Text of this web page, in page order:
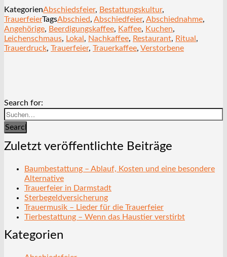
KategorienAbschiedsfeier, Bestattungskultur,
TrauerfeierTagsAbschied, Abschiedfeier, Abschiednahme,
Angehörige, Beerdigungskaffee, Kaffee, Kuchen,
Leichenschmaus, Lokal , Nachkaffee, Restaurant, Ritual ,
Trauerdruck, Trauerfeier, Trauerkaffee, Verstorbene
Search for:
Search
Zuletzt veröffentlichte Beiträge
Baumbestattung – Ablauf, Kosten und eine besondere
Alternative
Trauerfeier in Darmstadt
Sterbegeldversicherung
Trauermusik – Lieder für die Trauerfeier
Tierbestattung – Wenn das Haustier verstirbt
Kategorien